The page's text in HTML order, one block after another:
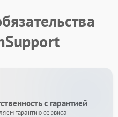
с гарантией
гарантию сервиса —